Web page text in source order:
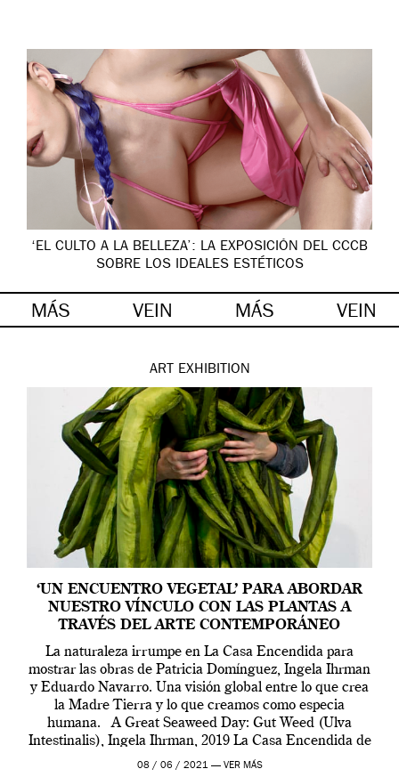
‘EL CULTO A LA BELLEZA’: LA EXPOSICIÓN DEL CCCB
SOBRE LOS IDEALES ESTÉTICOS
MÁS VEIN MÁS VEIN
ART EXHIBITION
‘UN ENCUENTRO VEGETAL’ PARA ABORDAR
NUESTRO VÍNCULO CON LAS PLANTAS A
TRAVÉS DEL ARTE CONTEMPORÁNEO
La naturaleza irrumpe en La Casa Encendida para
mostrar las obras de Patricia Domínguez, Ingela Ihrman
y Eduardo Navarro. Una visión global entre lo que crea
la Madre Tierra y lo que creamos como especia
humana. A Great Seaweed Day: Gut Weed (Ulva
Intestinalis), Ingela Ihrman, 2019 La Casa Encendida de
Madrid y la Wellcome […]
08 / 06 / 2021 — VER MÁS